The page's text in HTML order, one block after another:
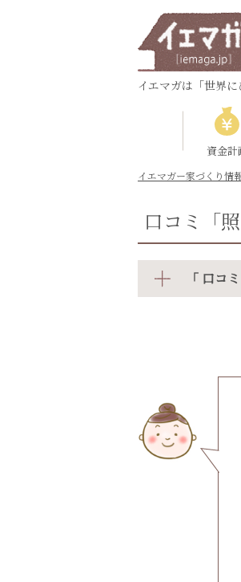
イエマガは「世界
資金計
イエマガー家づくり情
口コミ「
「 口コ